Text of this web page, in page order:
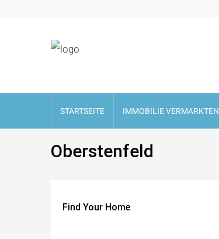
STARTSEITE IMMOBILIE VERMARKTEN
Oberstenfeld
Find Your Home